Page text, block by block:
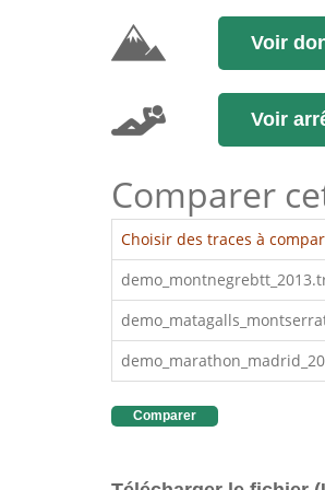
Voir
Voir
Comparer
Choisir des traces à
Comparer